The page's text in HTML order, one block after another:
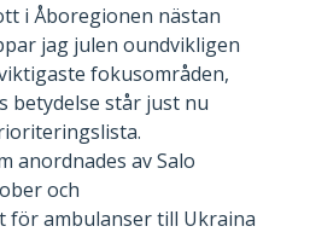
i Åboregionen nästan
jag julen oundvikligen
fokusområden,
betydelse står just nu
anordnades av Salo
och
för ambulanser till Ukraina